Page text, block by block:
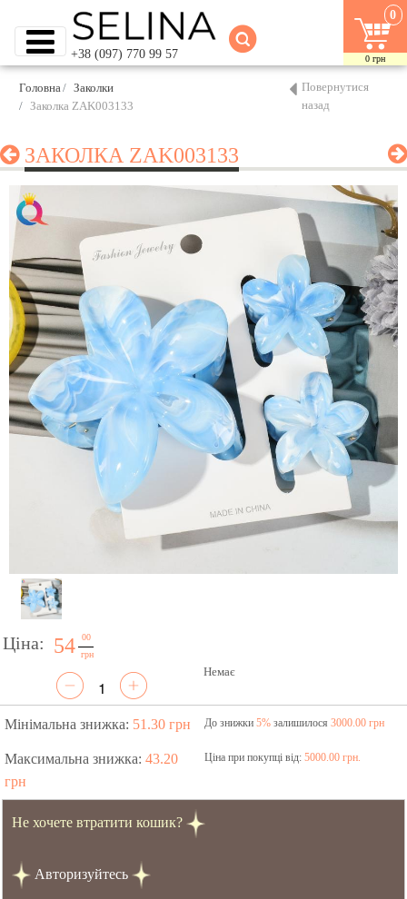
+38 (097) 770 99 57
0
0 грн
Головна
Заколки
Заколка ZAK003133
Повернутися
назад
ЗАКОЛКА ZAK003133
Ціна: 54
00
грн
Немає
Мінімальна знижка: 51.30 грн До знижки 5%залишилося 3000.00 грн
Максимальна знижка: 43.20
грн
Ціна при покупці від: 5000.00 грн.
Не хочете втратити кошик?
Авторизуйтесь